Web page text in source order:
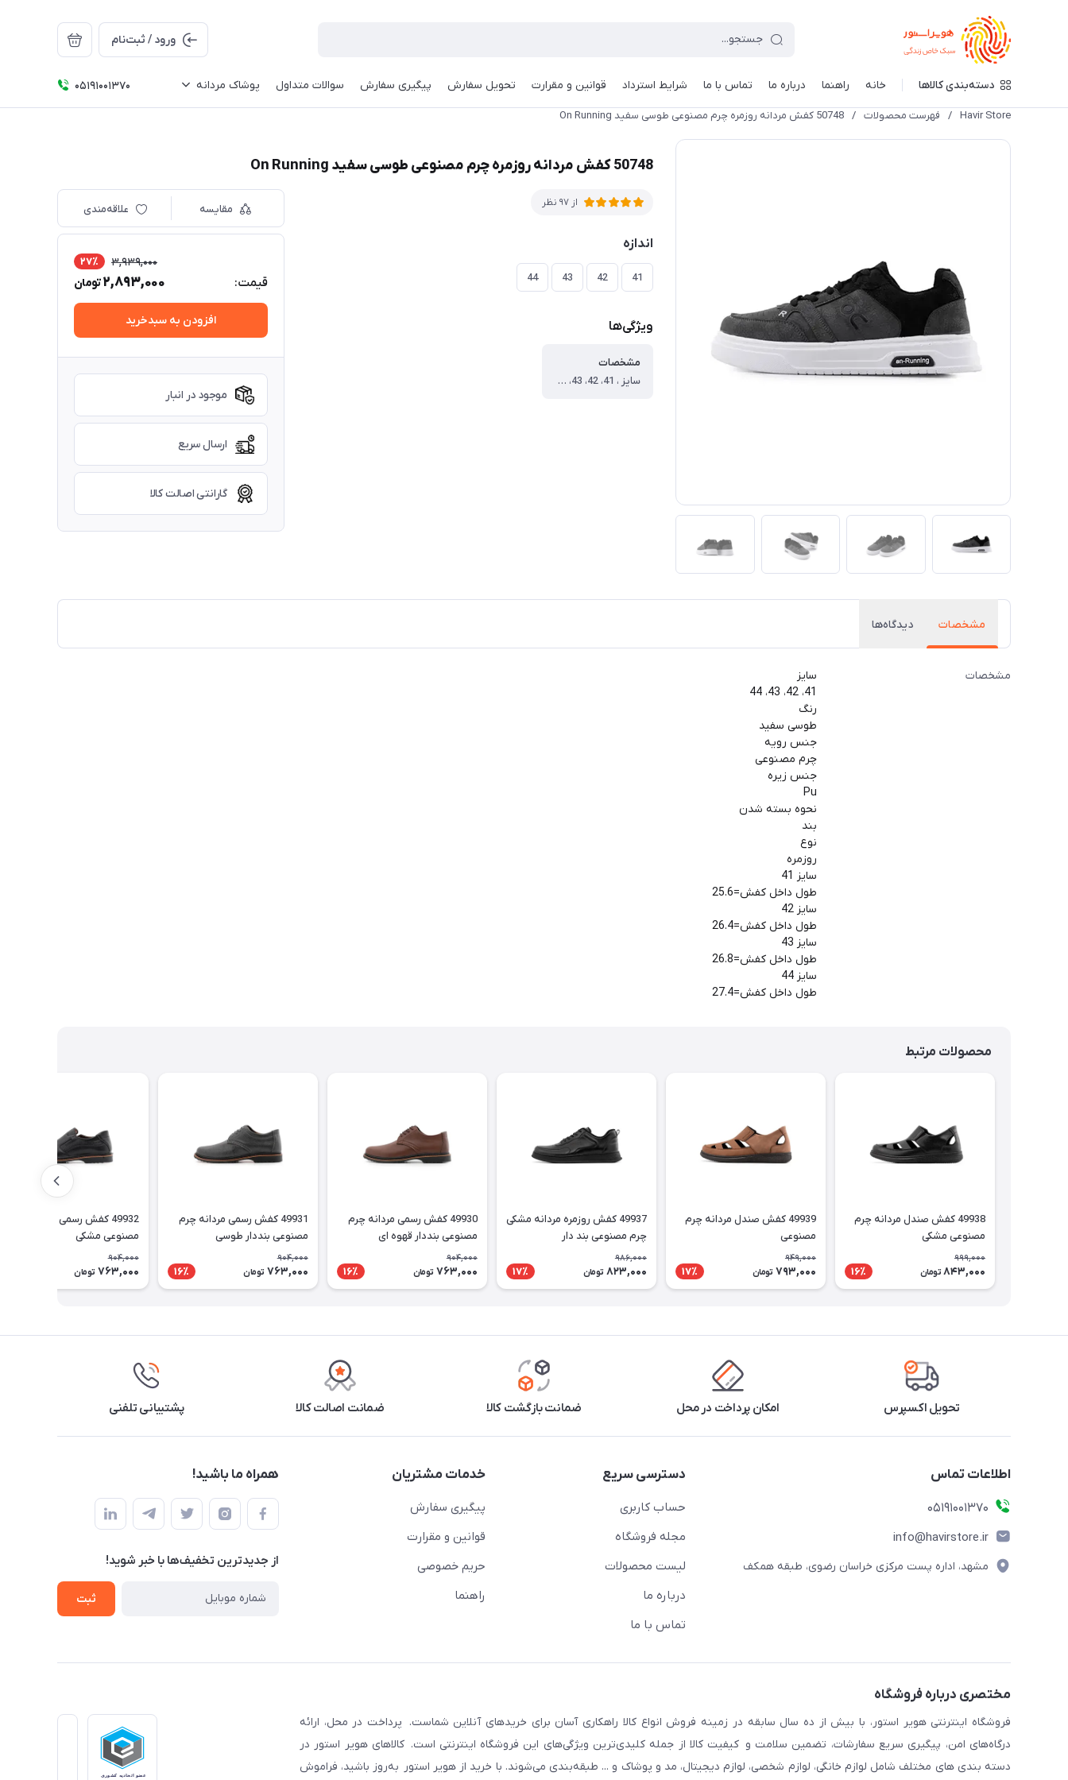
ورود / ثبت‌نام
دسته‌بندی کالاها خانه راهنما درباره ما تماس با ما شرایط استرداد قوانین و مقرارت تحویل سفارش پیگیری سفارش سوالات متداول پوشاک مردانه 05191001370
Havir Store
/ فهرست محصولات / 50748 کفش مردانه روزمره چرم مصنوعی طوسی سفید On Running
50748 کفش مردانه روزمره چرم مصنوعی طوسی سفید On Running
از 97 نظر
اندازه
41
42
43
44
ویژگی‌ها
مشخصات
سایز ، 41، 42، 43، 44 ، رنگ ، طوسی سفید ، جنس رویه ، چرم مصنوعی ، جنس زیره ، Pu ، نحوه بسته شدن ، بند ، نوع ، روزمره ، سایز 41 ، طول داخل کفش=25.6 ، سایز 42 ، طول داخل کفش=26.4 ، سایز 43 ، طول داخل کفش=26.8 ، سایز 44 ، طول داخل کفش=27.4
مقایسه علاقه‌مندی
قیمت:
3,939,000 27٪
2,893,000تومان
افزودن به سبدخرید
موجود در انبار
ارسال سریع
گارانتی اصالت کالا
مشخصات دیدگاه‌ها
مشخصات
سایز
41، 42، 43، 44
رنگ
طوسی سفید
جنس رویه
چرم مصنوعی
جنس زیره
Pu
نحوه بسته شدن
بند
نوع
روزمره
سایز 41
طول داخل کفش=25.6
سایز 42
طول داخل کفش=26.4
سایز 43
طول داخل کفش=26.8
سایز 44
طول داخل کفش=27.4
محصولات مرتبط
49938 کفش صندل مردانه چرم
مصنوعی مشکی
999,000
843,000 تومان 16٪
49939 کفش صندل مردانه چرم
مصنوعی
949,000
793,000 تومان 17٪
49937 کفش روزمره مردانه مشکی
چرم مصنوعی بند دار
986,000
823,000 تومان 17٪
49930 کفش رسمی مردانه چرم
مصنوعی بنددار قهوه ای
904,000
763,000 تومان 16٪
49931 کفش رسمی مردانه چرم
مصنوعی بنددار طوسی
904,000
763,000 تومان 16٪
49932 کفش رسمی مردانه چرم
مصنوعی مشکی
904,000
763,000 تومان
تحویل اکسپرس امکان پرداخت در محل ضمانت بازگشت کالا ضمانت اصالت کالا پشتیبانی تلفنی
اطلاعات تماس
05191001370
info@havirstore.ir
مشهد، اداره پست مرکزی خراسان رضوی، طبقه همکف
دسترسی سریع
حساب کاربری
مجله فروشگاه
لیست محصولات
درباره ما
تماس با ما
خدمات مشتریان
پیگیری سفارش
قوانین و مقرارت
حریم خصوصی
راهنما
همراه ما باشید!
از جدید‌ترین تخفیف‌ها با‌ خبر شوید!
ثبت
مختصری درباره فروشگاه
فروشگاه اینترنتی هویر استور، با بیش از ده سال سابقه در زمینه فروش انواع کالا راهکاری آسان برای خریدهای آنلاین شماست. پرداخت در محل، ارائه
درگاه‌های امن، پیگیری سریع سفارشات، تضمین سلامت و کیفیت کالا از جمله کلیدی‌ترین ویژگی‌های این فروشگاه اینترنتی است. کالاهای هویر استور در
دسته بندی های مختلف شامل لوازم خانگی، لوازم شخصی، لوازم دیجیتال، مد و پوشاک و ... طبقه‌بندی می‌شوند. با خرید از هویر استور به‌روز باشید، فراموش